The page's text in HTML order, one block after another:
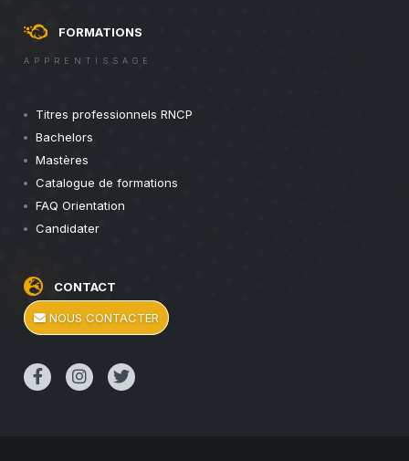
FORMATIONS
APPRENTISSAGE
Titres professionnels RNCP
Bachelors
Mastères
Catalogue de formations
FAQ Orientation
Candidater
CONTACT
NOUS CONTACTER